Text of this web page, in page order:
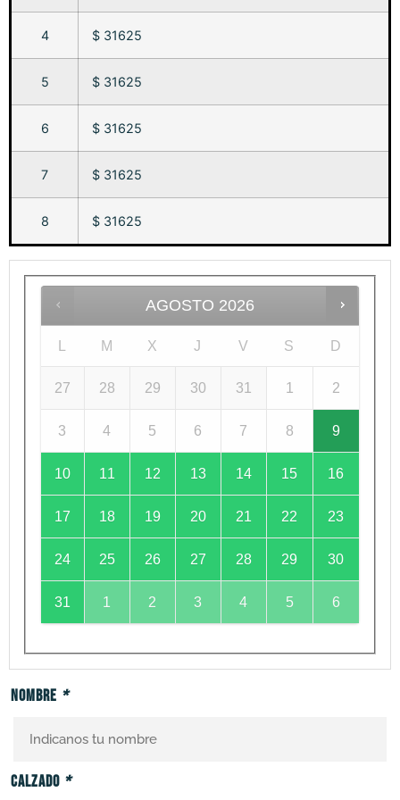
4 $ 31625
5 $ 31625
6 $ 31625
7 $ 31625
8 $ 31625
AGOSTO 2026
M X J V S D
27 28 29 30 31 1 2
3 4 5 6 7 8 9
10 11 12 13 14 15 16
17 18 19 20 21 22 23
24 25 26 27 28 29 30
31 1 2 3 4 5 6
Nombre *
Calzado *